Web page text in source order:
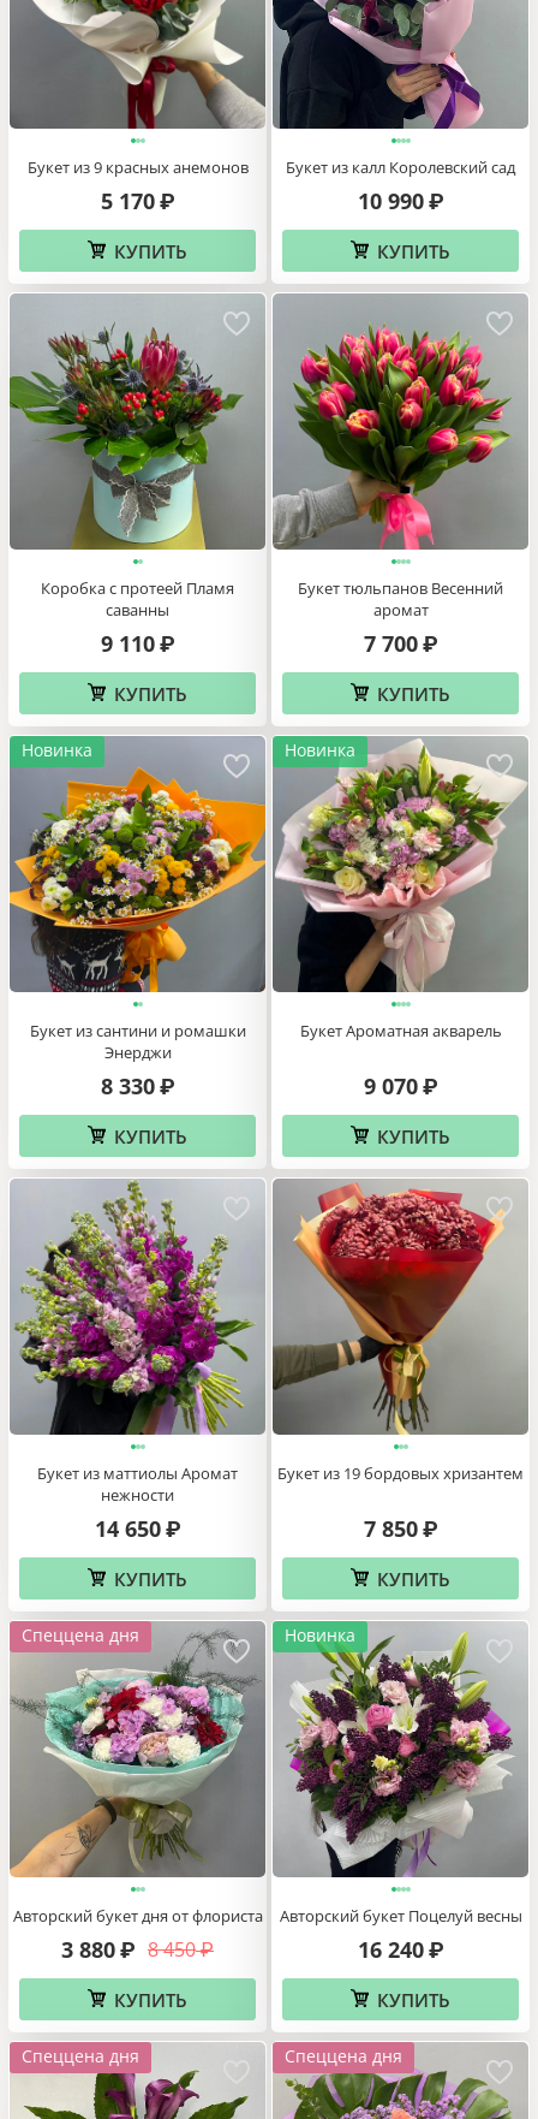
Букет из 9 красных анемонов
5 170 ₽
КУПИТЬ
Букет из калл Королевский сад
10 990 ₽
КУПИТЬ
Коробка с протеей Пламя
саванны
9 110 ₽
КУПИТЬ
Букет тюльпанов Весенний
аромат
7 700 ₽
КУПИТЬ
Новинка
Букет из сантини и ромашки
Энерджи
8 330 ₽
КУПИТЬ
Новинка
Букет Ароматная акварель
9 070 ₽
КУПИТЬ
Букет из маттиолы Аромат
нежности
14 650 ₽
КУПИТЬ
Букет из 19 бордовых хризантем
7 850 ₽
КУПИТЬ
Спеццена дня
Авторский букет дня от флориста
8 450 ₽
3 880₽
КУПИТЬ
Новинка
Авторский букет Поцелуй весны
16 240 ₽
КУПИТЬ
Спеццена дня Спеццена дня